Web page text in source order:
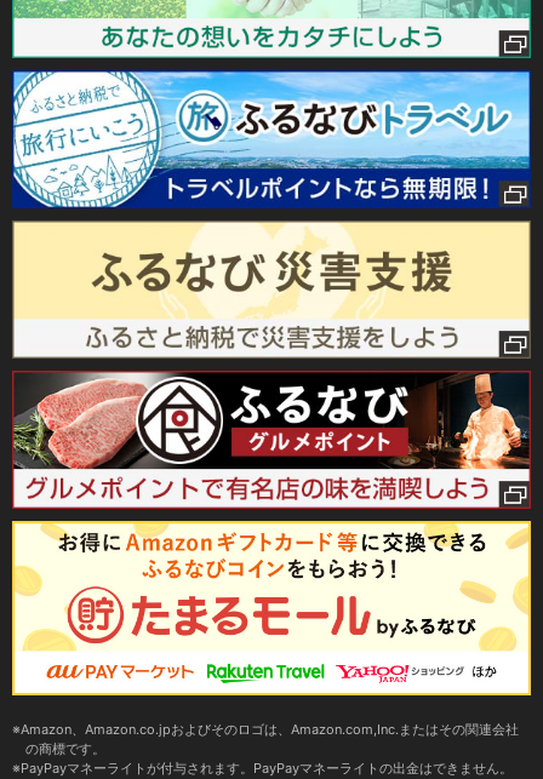
Amazon、Amazon.co.jpおよびそのロゴは、Amazon.com,Inc.またはその関連会社
の商標です。
PayPayマネーライトが付与されます。PayPayマネーライトの出金はできません。